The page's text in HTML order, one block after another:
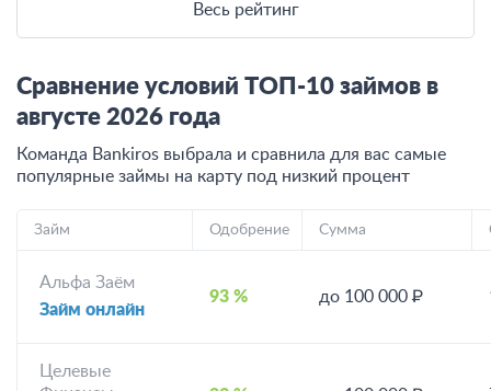
Весь рейтинг
Сравнение условий ТОП-10 займов в
августе 2026 года
Команда Bankiros выбрала и сравнила для вас самые
популярные займы на карту под низкий процент
Займ Одобрение Сумма
Альфа Заём
Займ онлайн
93 % до 100 000 ₽
Целевые